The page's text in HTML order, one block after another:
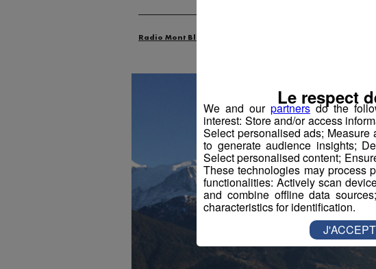
Radio Mont Blanc
We and our partnersdo the
interest: Store and/or access
Select personalised ads; Measure
to generate audience insights;
Select personalised content;
These technologies may process
functionalities: Actively scan
and combine offline data
characteristics for identification.
Le respect